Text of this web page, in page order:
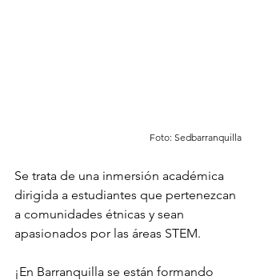
Foto: Sedbarranquilla
Se trata de una inmersión académica
dirigida a estudiantes que pertenezcan
a comunidades étnicas y sean
apasionados por las áreas STEM.
¡En Barranquilla se están formando